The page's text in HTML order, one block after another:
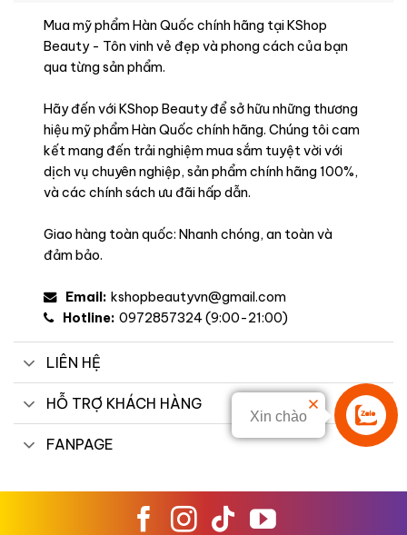
Liên hệ
Xin chào
Mua mỹ phẩm Hàn Quốc chính hãng tại KShop
Beauty - Tôn vinh vẻ đẹp và phong cách của bạn
qua từng sản phẩm.
Hãy đến với KShop Beauty để sở hữu những thương
hiệu mỹ phẩm Hàn Quốc chính hãng. Chúng tôi cam
kết mang đến trải nghiệm mua sắm tuyệt vời với
dịch vụ chuyên nghiệp, sản phẩm chính hãng 100%,
và các chính sách ưu đãi hấp dẫn.
Giao hàng toàn quốc: Nhanh chóng, an toàn và
đảm bảo.
Email: kshopbeautyvn@gmail.com
Hotline: 0972857324 (9:00-21:00)
LIÊN HỆ
HỖ TRỢ KHÁCH HÀNG
FANPAGE